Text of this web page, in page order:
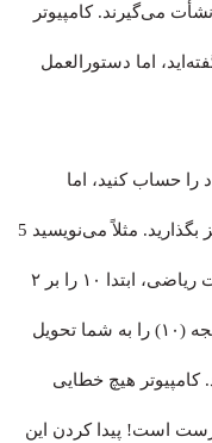
می‌گیرند. کامپیوتر
اما دستورالعمل
را حساب کنید، اما
فراموش می‌کنید حاصل جمع را داخل پرانتز بگذارید. مثلاً می‌نویسید 5
+ 10 / 2. کامپیوتر بر اساس اولویت عملیات ریاضی، ابتدا ۱۰ را بر ۲
تقسیم کرده و سپس با ۵ جمع می‌کند و نتیجه (۱۰) را به شما تحویل
که پاسخ صحیح (۷.۵) بود. کامپیوتر هیچ خطایی
است! پیدا کردن این